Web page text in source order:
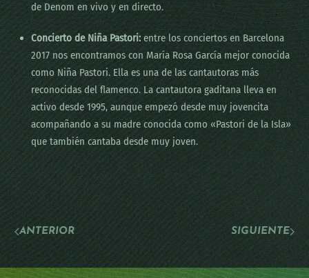
de Denom en vivo y en directo.
Concierto de Niña Pastori: entre los conciertos en Barcelona
2017 nos encontramos con María Rosa García mejor conocida
como Niña Pastori. Ella es una de las cantautoras más
reconocidas del flamenco. La cantautora gaditana lleva en
activo desde 1995, aunque empezó desde muy jovencita
acompañando a su madre conocida como «Pastori de la Isla»
que también cantaba desde muy joven.
ANTERIOR SIGUIENTE